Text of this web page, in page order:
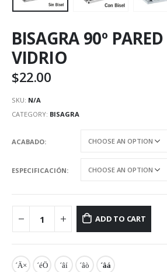
BISAGRA 90º PARED
VIDRIO
$22.00
SKU: N/A
CATEGORY: BISAGRA
ACABADO
ESPECIFICACIÓN
ADD TO CART